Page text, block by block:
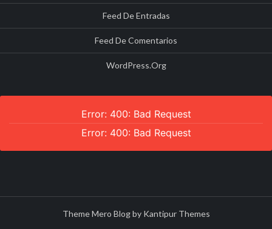
Feed De Entradas
Feed De Comentarios
WordPress.org
Error: 400: Bad Request
Error: 400: Bad Request
Theme Mero Blog by Kantipur Themes